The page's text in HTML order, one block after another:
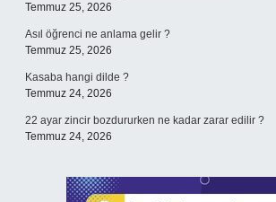
Temmuz 25, 2026
Asıl öğrenci ne anlama gelir ?
Temmuz 25, 2026
Kasaba hangi dilde ?
Temmuz 24, 2026
22 ayar zincir bozdururken ne kadar zarar edilir ?
Temmuz 24, 2026